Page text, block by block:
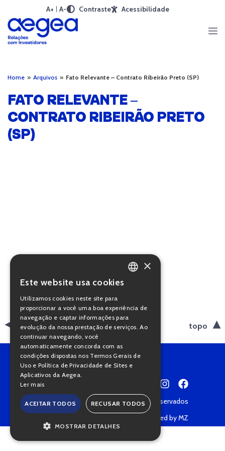
A+ A- Contraste Acessibilidade
Home » Arquivos » Fato Relevante – Contrato Ribeirão Preto (SP)
FATO RELEVANTE –
CONTRATO RIBEIRÃO PRETO
(SP)
voltar topo
Copyright © 2022 • Todos os direitos reservados
Powered by MZ
PORTUGUESE
×
Este website usa cookies
Utilizamos cookies neste site para
proporcionar a você uma boa experiência de
navegação e captar informações para
evolução da nossa prestação de serviços. Ao
continuar navegando, você
automaticamente concorda com as
condições dispostas nos Termos Gerais de
Uso e Política de Privacidade de Sites e
Aplicativos da Aegea.
Ler mais
ACEITAR TODOS RECUSAR TODOS
MOSTRAR DETALHES